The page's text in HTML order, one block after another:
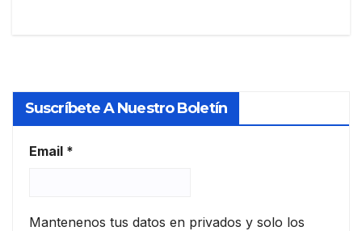
Suscríbete A Nuestro Boletín
Email *
Mantenenos tus datos en privados y solo los